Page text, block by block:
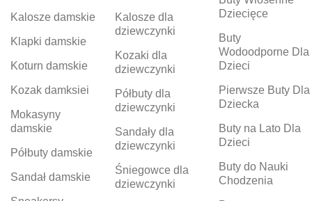
Kalosze damskie
Klapki damskie
Koturn damskie
Kozak damksiei
Mokasyny
damskie
Półbuty damskie
Sandał damskie
Kalosze dla
dziewczynki
Kozaki dla
dziewczynki
Półbuty dla
dziewczynki
Sandały dla
dziewczynki
Śniegowce dla
dziewczynki
Dziecięce
Buty
Wodoodporne Dla
Dzieci
Pierwsze Buty Dla
Dziecka
Buty na Lato Dla
Dzieci
Buty do Nauki
Chodzenia